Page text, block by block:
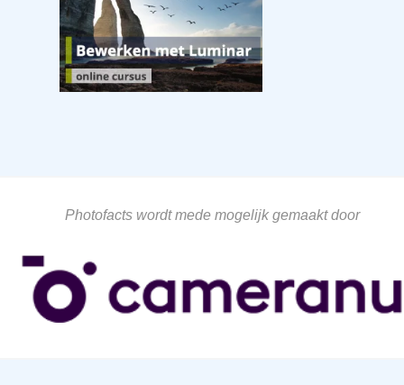
Photofacts wordt mede mogelijk gemaakt door